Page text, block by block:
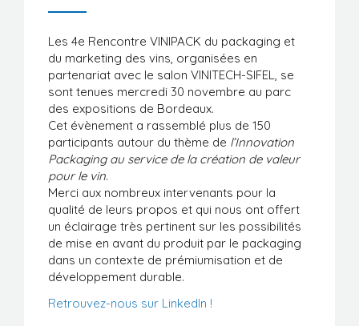
Les 4e Rencontre VINIPACK du packaging et
du marketing des vins, organisées en
partenariat avec le salon VINITECH-SIFEL, se
sont tenues mercredi 30 novembre au parc
des expositions de Bordeaux.
Cet évènement a rassemblé plus de 150
participants autour du thème de l’Innovation
Packaging au service de la création de valeur
pour le vin.
Merci aux nombreux intervenants pour la
qualité de leurs propos et qui nous ont offert
un éclairage très pertinent sur les possibilités
de mise en avant du produit par le packaging
dans un contexte de prémiumisation et de
développement durable.
Retrouvez-nous sur LinkedIn !